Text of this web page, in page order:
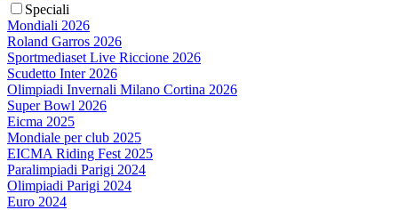
Speciali
Mondiali 2026
Roland Garros 2026
Sportmediaset Live Riccione 2026
Scudetto Inter 2026
Olimpiadi Invernali Milano Cortina 2026
Super Bowl 2026
Eicma 2025
Mondiale per club 2025
EICMA Riding Fest 2025
Paralimpiadi Parigi 2024
Olimpiadi Parigi 2024
Euro 2024